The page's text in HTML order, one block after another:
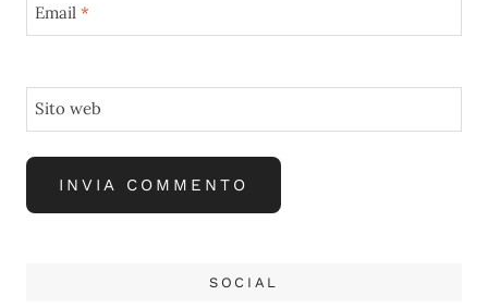
Email *
Sito web
SOCIAL